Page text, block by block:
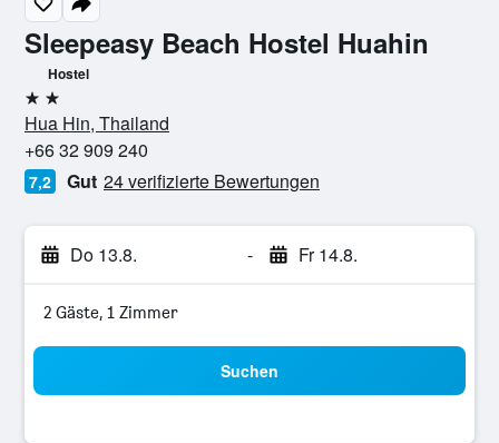
Sleepeasy Beach Hostel Huahin
Hostel
2 Sterne
Hua Hin, Thailand
+66 32 909 240
7,2 Gut 24 verifizierte Bewertungen
Do 13.8. - Fr 14.8.
2 Gäste, 1 Zimmer
Suchen